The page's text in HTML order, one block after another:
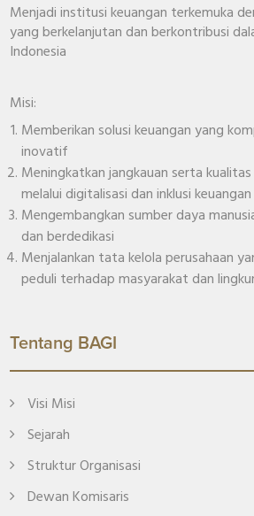
Menjadi institusi keuangan terkemuka
yang berkelanjutan dan berkontribusi
Indonesia
Misi:
Memberikan solusi keuangan yang
inovatif
Meningkatkan jangkauan serta
melalui digitalisasi dan inklusi keuangan
Mengembangkan sumber daya
dan berdedikasi
Menjalankan tata kelola perusahaan
peduli terhadap masyarakat dan
Tentang BAGI
Visi Misi
Sejarah
Struktur Organisasi
Dewan Komisaris